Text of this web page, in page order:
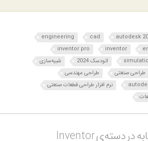
autodesk
cad
engineering
inventor
inventor pro
اتودسک 2024
شبیه‌سازی
طراحی صنعتی
طراحی مهندسی
نرم افزار طراحی قطعات صنعتی
نرم افزار های مشابه در دسته‌ی‌ Inventor